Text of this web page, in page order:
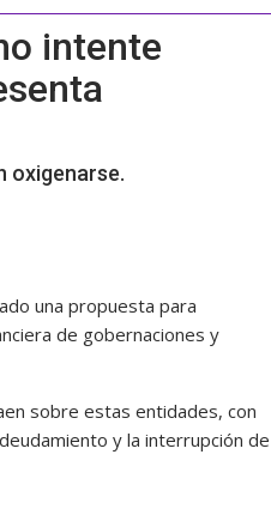
intente
oxigenarse.
una propuesta para
de gobernaciones y
sobre estas entidades, con
y la interrupción de